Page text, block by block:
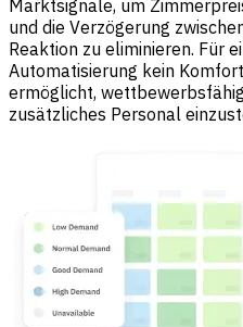
Marktsignale, um
und die Verzögerung
Reaktion zu eliminieren. Für
Automatisierung kein
ermöglicht,
zusätzliches Personal